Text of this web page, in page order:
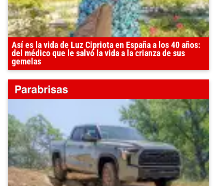
Así es la vida de Luz Cipriota en España a los 40 años:
del médico que le salvó la vida a la crianza de sus
gemelas